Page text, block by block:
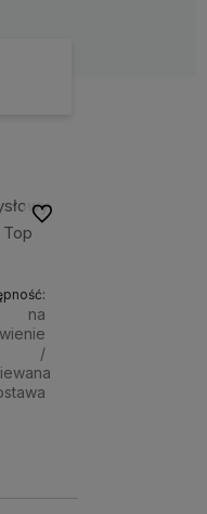
na
/
Do ulubionych